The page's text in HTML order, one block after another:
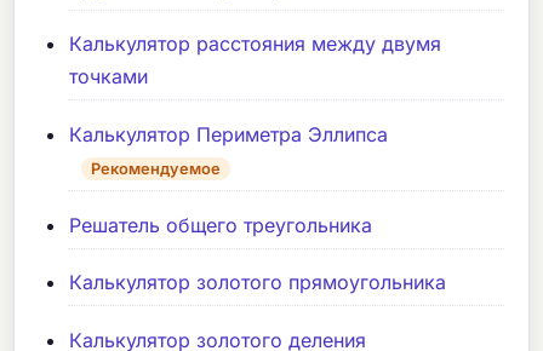
Калькулятор расстояния между двумя
точками
Калькулятор Периметра Эллипса
Рекомендуемое
Решатель общего треугольника
Калькулятор золотого прямоугольника
Калькулятор золотого деления